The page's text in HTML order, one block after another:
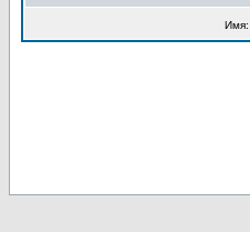
Имя: